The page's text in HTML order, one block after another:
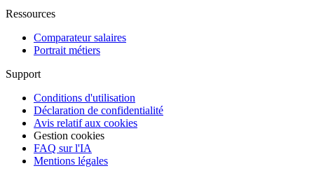
Ressources
Comparateur salaires
Portrait métiers
Support
Conditions d'utilisation
Déclaration de confidentialité
Avis relatif aux cookies
Gestion cookies
FAQ sur l'IA
Mentions légales